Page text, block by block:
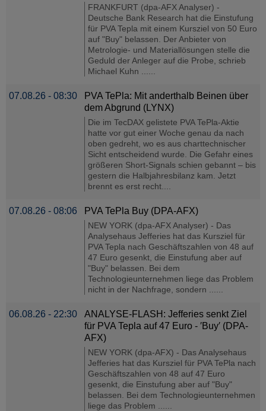
FRANKFURT (dpa-AFX Analyser) -
Deutsche Bank Research hat die Einstufung
für PVA Tepla mit einem Kursziel von 50 Euro
auf "Buy" belassen. Der Anbieter von
Metrologie- und Materiallösungen stelle die
Geduld der Anleger auf die Probe, schrieb
Michael Kuhn ......
07.08.26 - 08:30
PVA TePla: Mit anderthalb Beinen über
dem Abgrund (LYNX)
Die im TecDAX gelistete PVA TePla-Aktie
hatte vor gut einer Woche genau da nach
oben gedreht, wo es aus charttechnischer
Sicht entscheidend wurde. Die Gefahr eines
größeren Short-Signals schien gebannt – bis
gestern die Halbjahresbilanz kam. Jetzt
brennt es erst recht....
07.08.26 - 08:06 PVA TePla Buy (DPA-AFX)
NEW YORK (dpa-AFX Analyser) - Das
Analysehaus Jefferies hat das Kursziel für
PVA Tepla nach Geschäftszahlen von 48 auf
47 Euro gesenkt, die Einstufung aber auf
"Buy" belassen. Bei dem
Technologieunternehmen liege das Problem
nicht in der Nachfrage, sondern ......
06.08.26 - 22:30
ANALYSE-FLASH: Jefferies senkt Ziel
für PVA Tepla auf 47 Euro - ′Buy′ (DPA-
AFX)
NEW YORK (dpa-AFX) - Das Analysehaus
Jefferies hat das Kursziel für PVA TePla nach
Geschäftszahlen von 48 auf 47 Euro
gesenkt, die Einstufung aber auf "Buy"
belassen. Bei dem Technologieunternehmen
liege das Problem ......